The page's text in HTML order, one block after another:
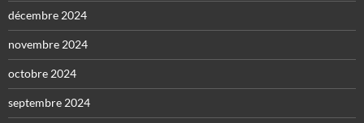
décembre 2024
novembre 2024
octobre 2024
septembre 2024